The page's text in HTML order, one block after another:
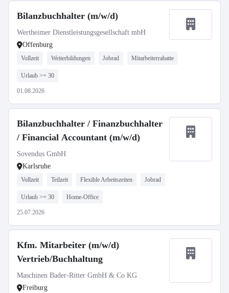
Bilanzbuchhalter (m/w/d)
Wertheimer Dienstleistungsgesellschaft mbH
Offenburg
Vollzeit Weiterbildungen Jobrad Mitarbeiterrabatte
Urlaub >= 30
01.08.2026
Bilanzbuchhalter / Finanzbuchhalter
/ Financial Accountant (m/w/d)
Sovendus GmbH
Karlsruhe
Vollzeit Teilzeit Flexible Arbeitszeiten Jobrad
Urlaub >= 30 Home-Office
25.07.2026
Kfm. Mitarbeiter (m/w/d)
Vertrieb/Buchhaltung
Maschinen Bader-Ritter GmbH & Co KG
Freiburg